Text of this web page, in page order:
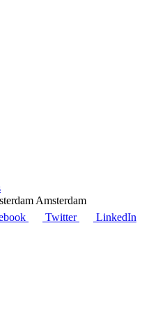
Amsterdam
Twitter LinkedIn